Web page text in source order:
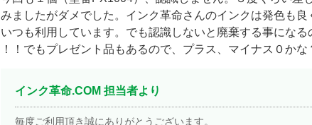
みましたがダメでした。インク革命さんのインクは発色も良
いつも利用しています。でも認識しないと廃棄する事になる
！！でもプレゼント品もあるので、プラス、マイナス０かな
インク革命.COM 担当者より
毎度ご利用頂き誠にありがとうございます。